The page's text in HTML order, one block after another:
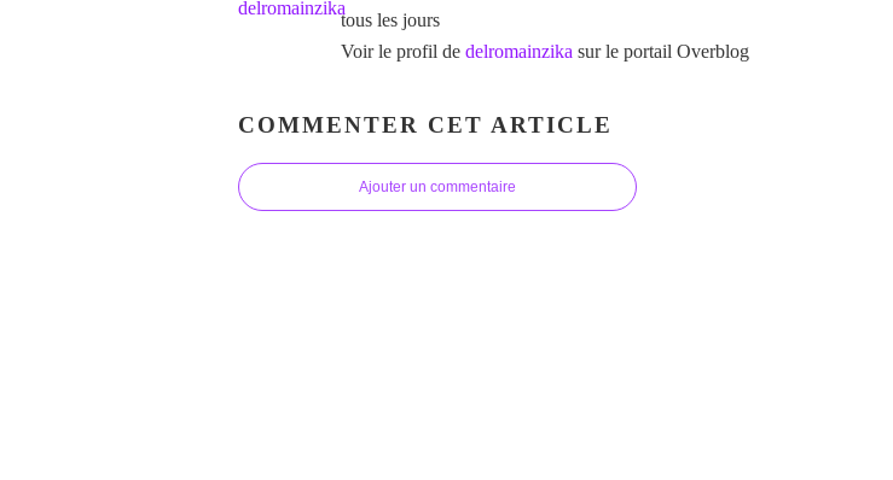
tous les jours
Voir le profil de delromainzika sur le portail Overblog
COMMENTER CET ARTICLE
Ajouter un commentaire